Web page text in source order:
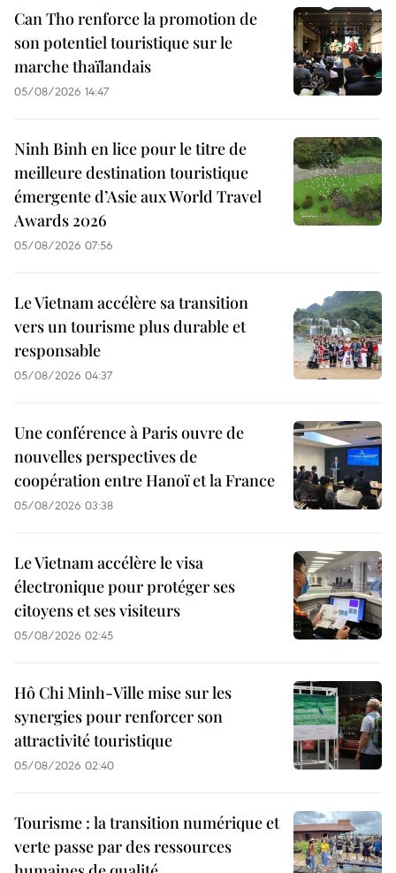
Can Tho renforce la promotion de
son potentiel touristique sur le
marche thaïlandais
05/08/2026 14:47
Ninh Binh en lice pour le titre de
meilleure destination touristique
émergente d’Asie aux World Travel
Awards 2026
05/08/2026 07:56
Le Vietnam accélère sa transition
vers un tourisme plus durable et
responsable
05/08/2026 04:37
Une conférence à Paris ouvre de
nouvelles perspectives de
coopération entre Hanoï et la France
05/08/2026 03:38
Le Vietnam accélère le visa
électronique pour protéger ses
citoyens et ses visiteurs
05/08/2026 02:45
Hô Chi Minh-Ville mise sur les
synergies pour renforcer son
attractivité touristique
05/08/2026 02:40
Tourisme : la transition numérique et
verte passe par des ressources